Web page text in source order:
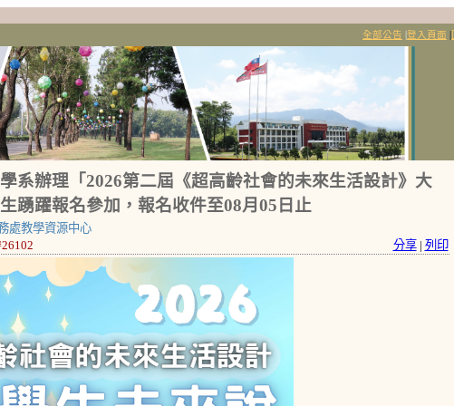
全部公告 登入頁面
系辦理「2026第二屆《超高齡社會的未來生活設計》大
踴躍報名參加，報名收件至08月05日止
處教學資源中心
分享 | 列印